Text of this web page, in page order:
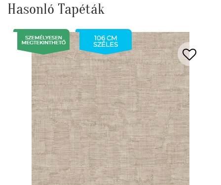
Hasonló Tapéták
106 CM
SZÉLES